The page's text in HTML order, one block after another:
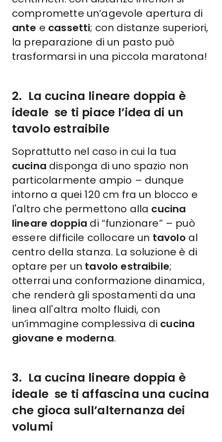
compromette un’agevole apertura di
ante e cassetti; con distanze superiori,
la preparazione di un pasto può
trasformarsi in una piccola maratona!
2. La cucina lineare doppia è
idealese ti piace l’idea di un
tavolo estraibile
Soprattutto nel caso in cui la tua
cucina disponga di uno spazio non
particolarmente ampio – dunque
intorno a quei 120 cm fra un blocco e
l'altro che permettono alla cucina
lineare doppia di “funzionare” – può
essere difficile collocare un tavolo al
centro della stanza. La soluzione è di
optare per un tavolo estraibile;
otterrai una conformazione dinamica,
che renderà gli spostamenti da una
linea all'altra molto fluidi, con
un’immagine complessiva di cucina
giovane e moderna.
3. La cucina lineare doppia è
idealese ti affascina una cucina
che gioca sull’alternanza dei
volumi